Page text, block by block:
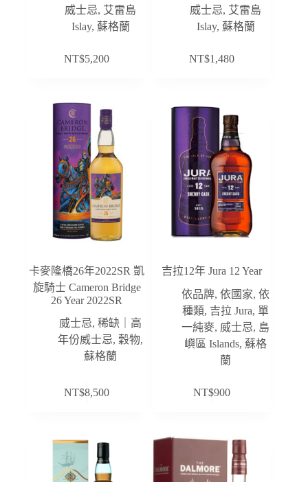
威士忌, 艾雷島
Islay, 蘇格蘭
NT$5,200
威士忌, 艾雷島
Islay, 蘇格蘭
NT$1,480
卡麥隆橋26年2022SR 凱
旋騎士 Cameron Bridge
26 Year 2022SR
威士忌,稀缺｜高
年份威士忌, 穀物,
蘇格蘭
NT$8,500
吉拉12年 Jura 12 Year
依品牌,依國家,依
種類, 吉拉 Jura, 單
一純麥, 威士忌, 島
嶼區 Islands,蘇格
蘭
NT$900